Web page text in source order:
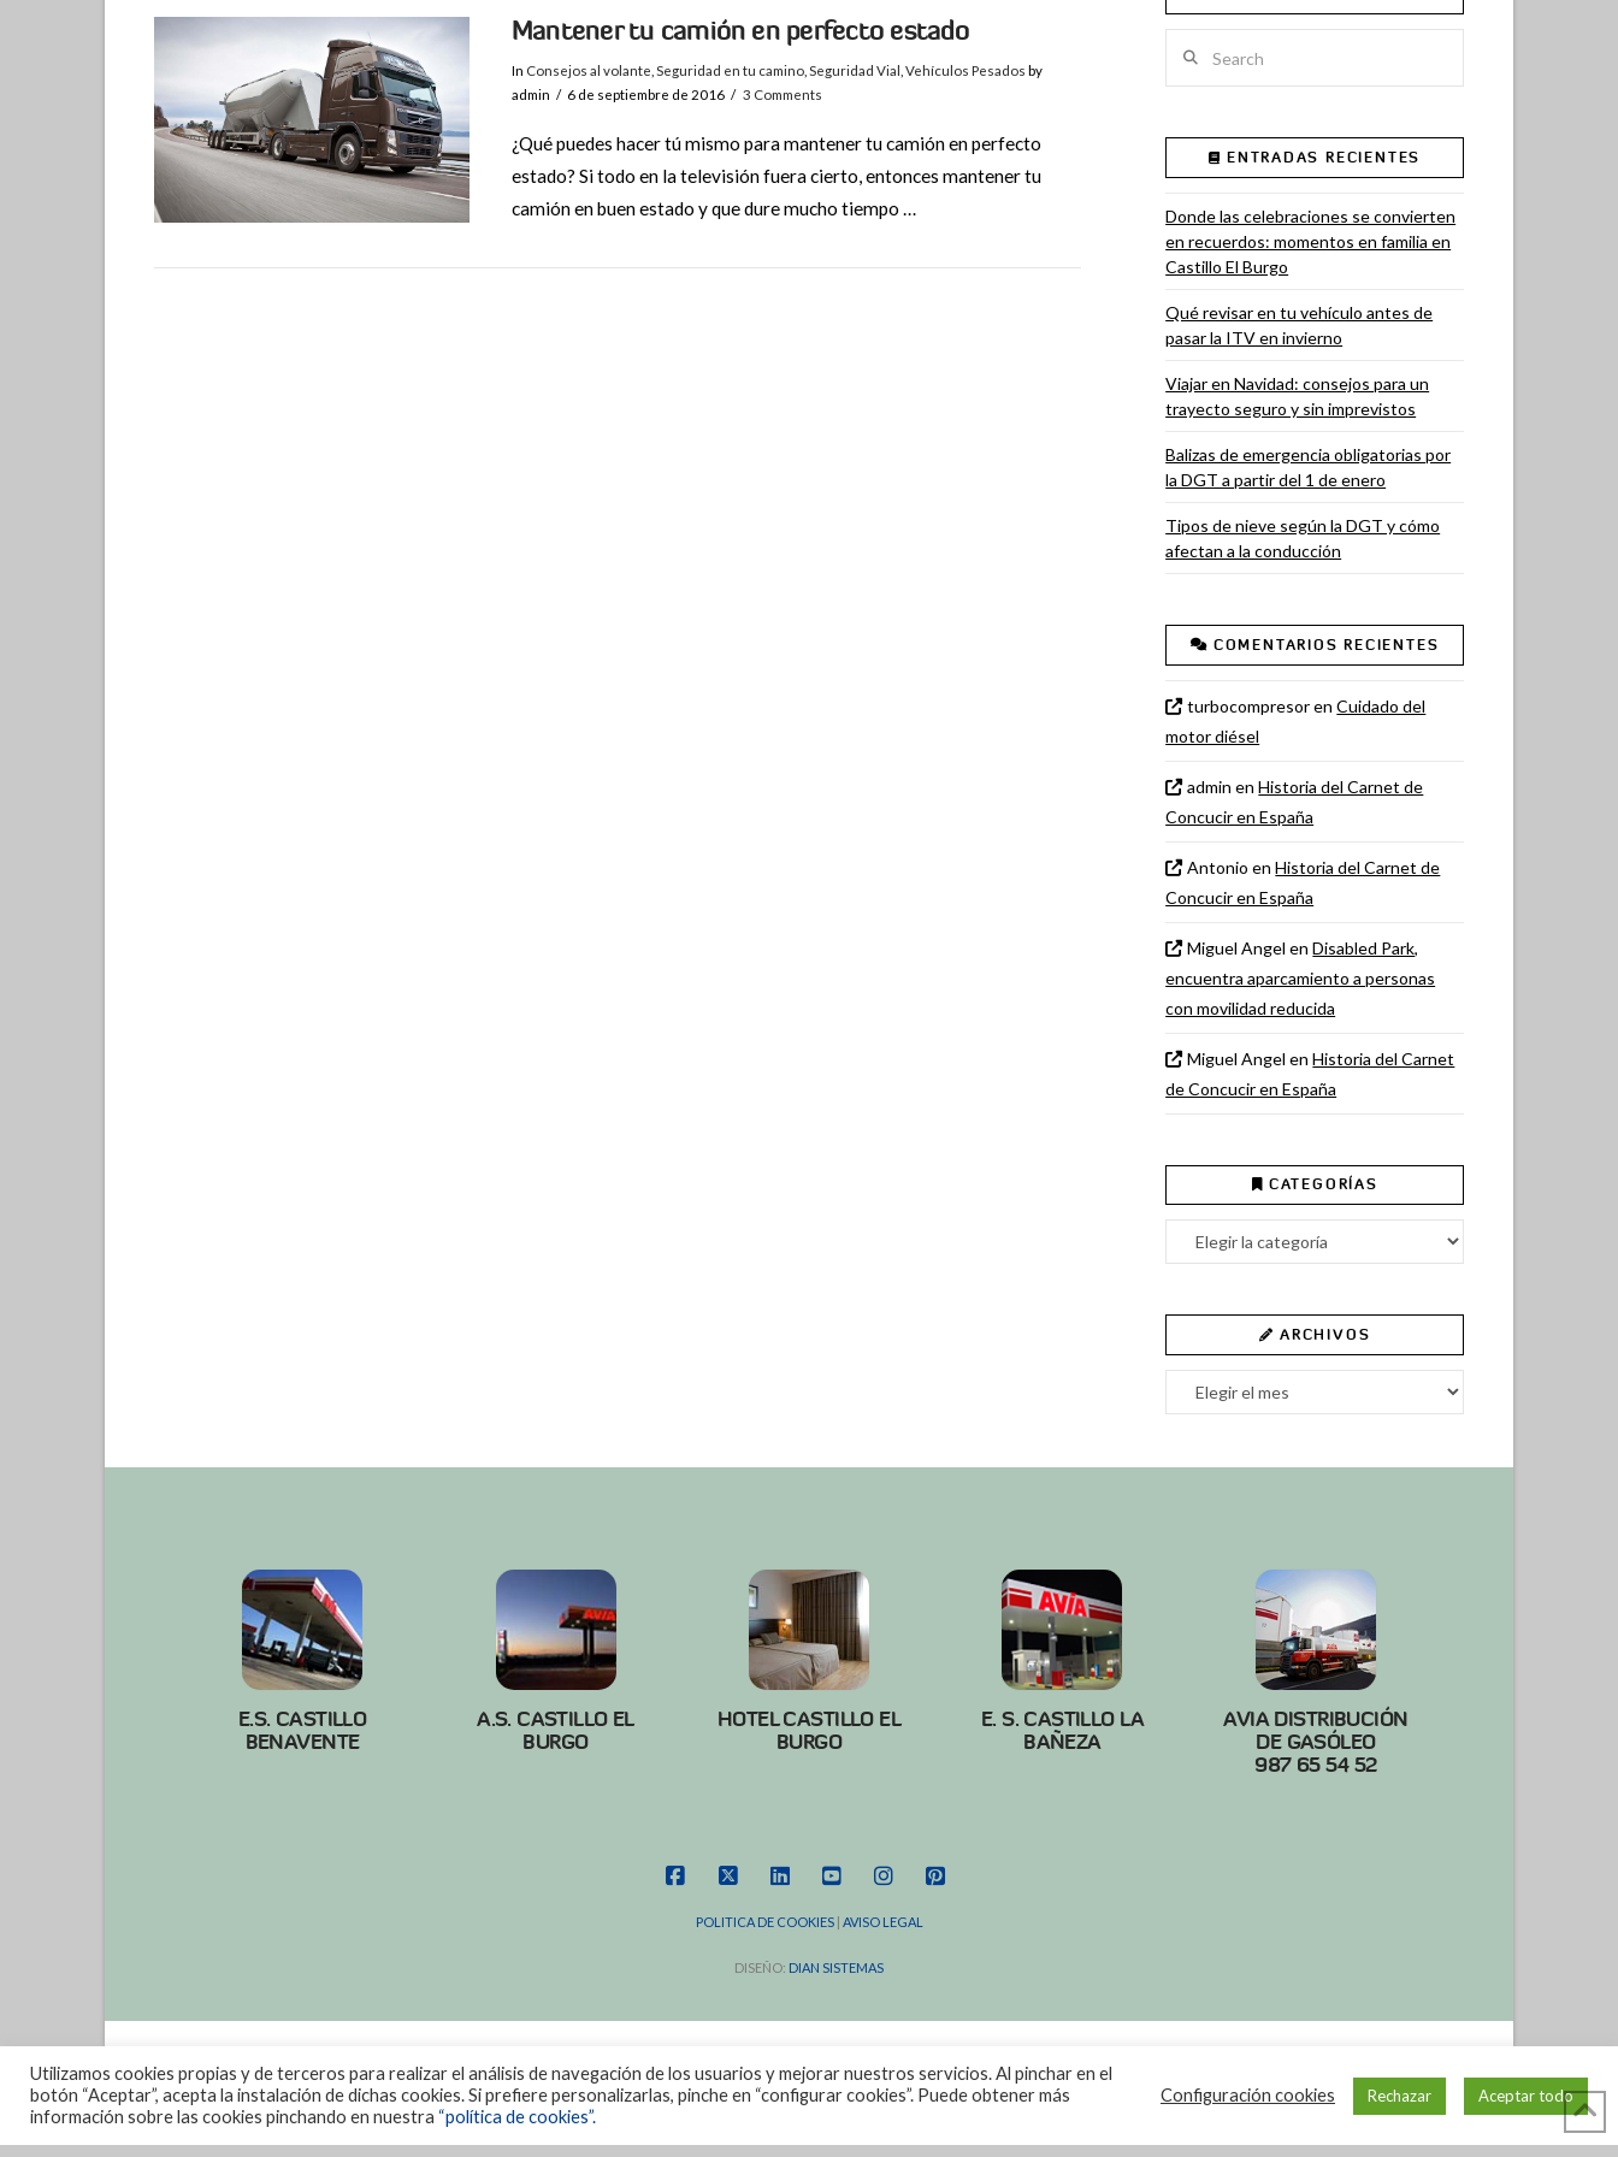
Mantener tu camión en perfecto estado
In Consejos al volante Seguridad en tu camino, Seguridad Vial Vehículos Pesados by
admin
6 de septiembre de 2016 3 Comments
¿Qué puedes hacer tú mismo para mantener tu camión en perfecto
estado? Si todo en la televisión fuera cierto, entonces mantener tu
camión en buen estado y que dure mucho tiempo …
ENTRADAS RECIENTES
Donde las celebraciones se convierten
en recuerdos: momentos en familia en
Castillo El Burgo
Qué revisar en tu vehículo antes de
pasar la ITV en invierno
Viajar en Navidad: consejos para un
trayecto seguro y sin imprevistos
Balizas de emergencia obligatorias por
la DGT a partir del 1 de enero
Tipos de nieve según la DGT y cómo
afectan a la conducción
COMENTARIOS RECIENTES
turbocompresorenCuidado del
motor diésel
admin enHistoria del Carnet de
Concucir en España
Antonio enHistoria del Carnet de
Concucir en España
Miguel Angel enDisabled Park,
encuentra aparcamiento a personas
con movilidad reducida
Miguel Angel enHistoria del Carnet
de Concucir en España
CATEGORÍAS
Categorías
ARCHIVOS
Archivos
E.S. CASTILLO
BENAVENTE
A.S. CASTILLO EL
BURGO
HOTEL CASTILLO EL
BURGO
E. S. CASTILLO LA
BAÑEZA
AVIA DISTRIBUCIÓN
DE GASÓLEO
987 65 54 52
POLITICA DE COOKIES| AVISO LEGAL
DISEÑO: DIAN SISTEMAS
Utilizamos cookies propias y de terceros para realizar el análisis de navegación de los usuarios y mejorar nuestros servicios. Al pinchar en el
botón “Aceptar”, acepta la instalación de dichas cookies. Si prefiere personalizarlas, pinche en “configurar cookies”. Puede obtener más
información sobre las cookies pinchando en nuestra “política de cookies”.
Configuración cookies Rechazar Aceptar todo